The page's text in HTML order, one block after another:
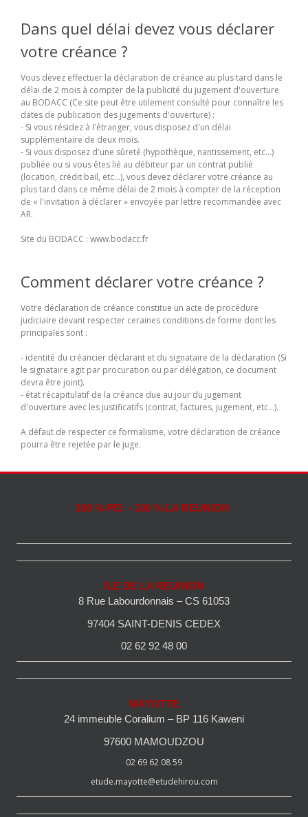
Dans quel délai devez vous déclarer
votre créance ?
Vous devez effectuer la déclaration de créance au plus tard dans le
délai de 2 mois à compter de la publicité du jugement d'ouverture
au BODACC (Ce site peut être utilement consulté pour connaître les
dates de publication des jugements d'ouverture) :
- Si vous résidez à l'étranger, vous disposez d'un délai
supplémentaire de deux mois.
- Si vous disposez d'une sûreté (hypothèque, nantissement, etc...)
publiée ou si vous êtes lié au débiteur par un contrat publié
(location, crédit bail, etc...), vous devez déclarer votre créance au
plus tard dans ce même délai de 2 mois à compter de la réception
de « l'invitation à déclarer » envoyée par lettre recommandée avec
AR.
Site du BODACC : www.bodacc.fr
Comment déclarer votre créance ?
Votre déclaration de créance constitue un acte de procédure
judiciaire devant respecter ceraines conditions de forme dont les
principales sont :
- identité du créancier déclarant et du signataire de la déclaration (Si
le signataire agit par procuration ou par délégation, ce document
devra être joint).
- état récapitulatif de la créance due au jour du jugement
d'ouverture avec les justificatifs (contrat, factures, jugement, etc...).
A défaut de respecter ce formalisme, votre déclaration de créance
pourra être rejetée par le juge.
100 % PEI - 100 % LA REUNION
ILE DE LA REUNION
8 Rue Labourdonnais – CS 61053
97404 SAINT-DENIS CEDEX
02 62 92 48 00
MAYOTTE
24 immeuble Coralium – BP 116 Kaweni
97600 MAMOUDZOU
02 69 62 08 59
etude.mayotte@etudehirou.com